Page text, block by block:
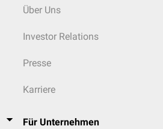
Über Uns
Investor Relations
Presse
Karriere
Für Unternehmen